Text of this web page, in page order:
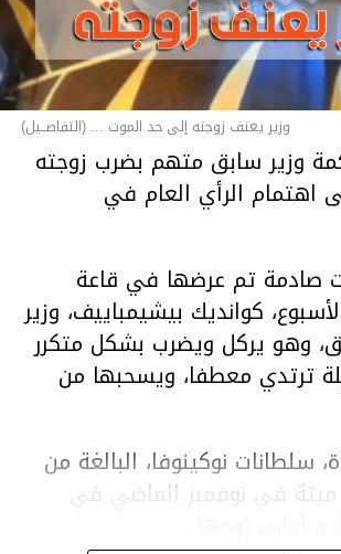
وزير يعنف زوجته إلى حد الموت ... (التفاصــيل)
وزير سابق متهم بضرب زوجته
اهتمام الرأي العام في
صادمة تم عرضها في قاعة
كوانديك بيشيمباييف، وزير
وهو يركل ويضرب بشكل متكرر
ترتدي معطفا، ويسحبها من
سلطانات نوكينوفا، البالغة من
عاما، ميتة في نوفمبر الماضي في